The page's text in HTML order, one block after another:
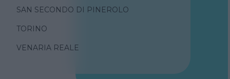
SAN SECONDO DI PINEROLO
TORINO
VENARIA REALE